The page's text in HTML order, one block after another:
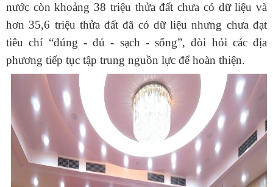
nước còn khoảng 38 triệu thửa đất chưa có dữ liệu và
hơn 35,6 triệu thửa đất đã có dữ liệu nhưng chưa đạt
tiêu chí “đúng - đủ - sạch - sống”, đòi hỏi các địa
phương tiếp tục tập trung nguồn lực để hoàn thiện.